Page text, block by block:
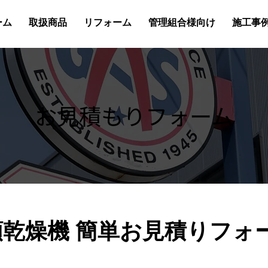
ム 取扱商品 リフォーム 管理組合様向け 施工事
お見積もりフォーム
燥機 簡単お見積りフォ